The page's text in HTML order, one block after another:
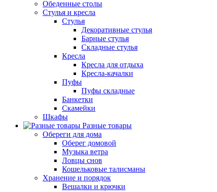
Обеденные столы
Стулья и кресла
Стулья
Декоративные стулья
Барные стулья
Складные стулья
Кресла
Кресла для отдыха
Кресла-качалки
Пуфы
Пуфы складные
Банкетки
Скамейки
Шкафы
Разные товары
Обереги для дома
Оберег домовой
Музыка ветра
Ловцы снов
Кошельковые талисманы
Хранение и порядок
Вешалки и крючки